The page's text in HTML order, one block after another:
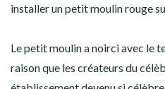
installer un petit moulin rouge
Le petit moulin a noirci avec le
raison que les créateurs du